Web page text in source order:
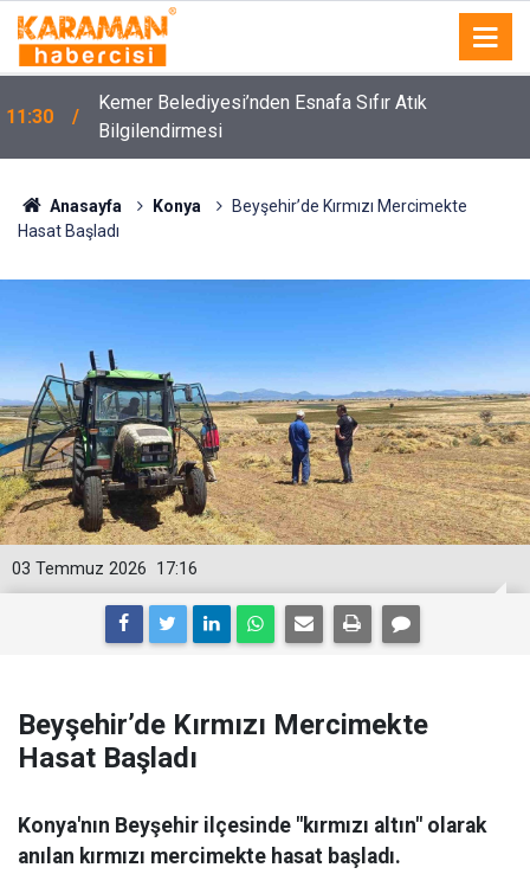
11:30
Kemer Belediyesi’nden Esnafa Sıfır Atık
Bilgilendirmesi
Anasayfa Konya
Beyşehir’de Kırmızı Mercimekte
Hasat Başladı
17:16
03 Temmuz 2026
Beyşehir’de Kırmızı Mercimekte
Hasat Başladı
Konya'nın Beyşehir ilçesinde "kırmızı altın" olarak
anılan kırmızı mercimekte hasat başladı.